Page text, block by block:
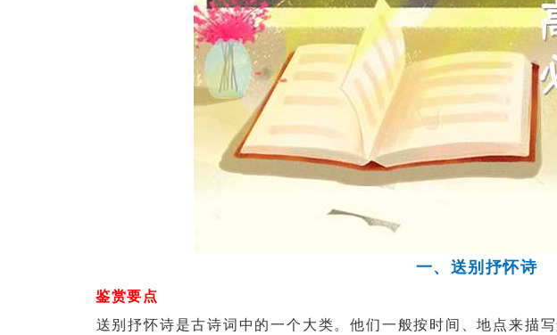
一、送别抒怀诗
鉴赏要点
送别抒怀诗是古诗词中的一个大类。他们一般按时间、地点来描写